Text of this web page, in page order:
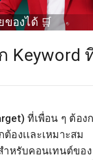
ของได้ 🛒
Keyword
ที่เพื่อน ๆ ต้อง
องเเละเหมาะสม
ำหรับคอนเทนต์ของ